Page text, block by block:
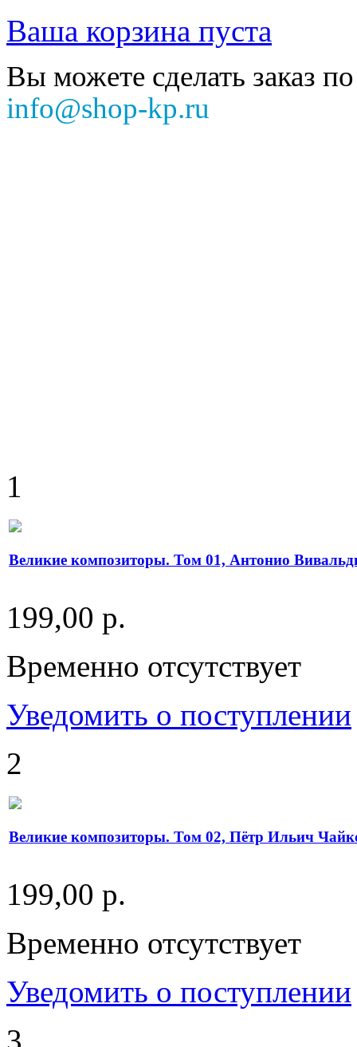
Ваша корзина пуста
Вы можете сделать заказ
info@shop-kp.ru
1
Великие композиторы. Том 01, Антонио
199,00 р.
Временно отсутствует
Уведомить о поступлении
2
Великие композиторы. Том 02, Пётр Ильич
199,00 р.
Временно отсутствует
Уведомить о поступлении
3